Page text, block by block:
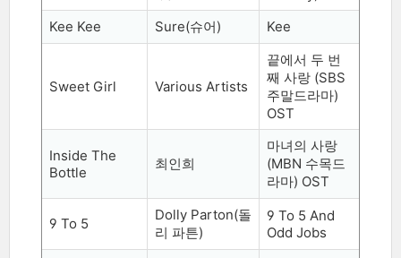
Kee Kee
Sure(슈어) Kee
Sweet Girl Various Artists
끝에서 두 번
째 사랑 (SBS
주말드라마)
OST
Inside The
Bottle
최인희
마녀의 사랑
(MBN 수목드
라마) OST
9 To 5
Dolly Parton(돌
리 파튼)
9 To 5 And
Odd Jobs